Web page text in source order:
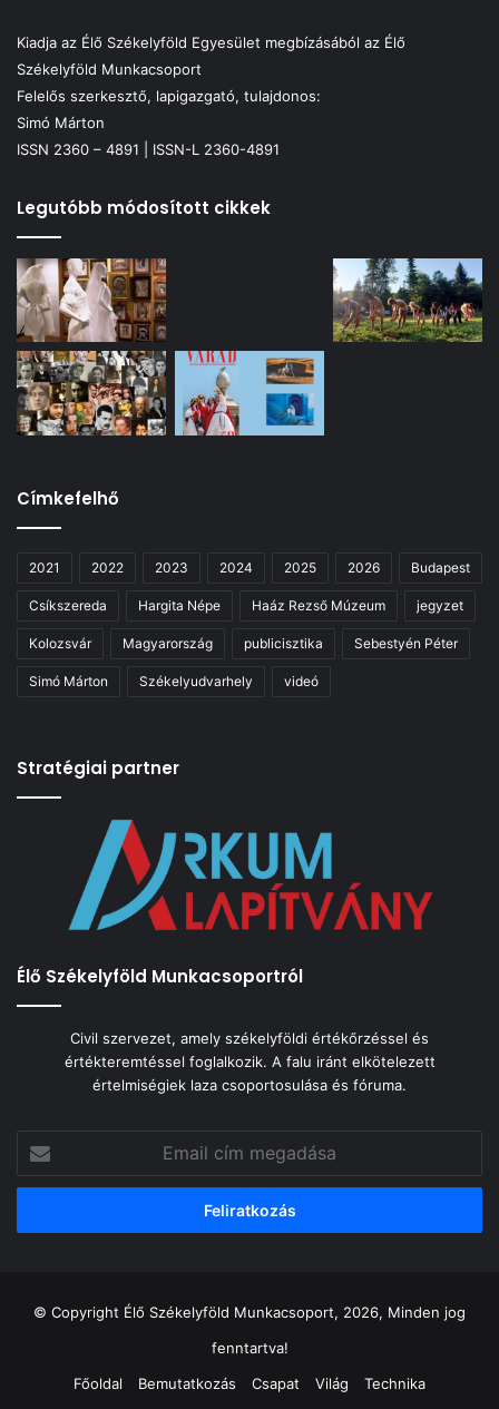
Kiadja az Élő Székelyföld Egyesület megbízásából az Élő
Székelyföld Munkacsoport
Felelős szerkesztő, lapigazgató, tulajdonos:
Simó Márton
ISSN 2360 – 4891 | ISSN-L 2360-4891
Legutóbb módosított cikkek
Címkefelhő
2021 2022 2023 2024 2025 2026 Budapest
Csíkszereda Hargita Népe Haáz Rezső Múzeum jegyzet
Kolozsvár Magyarország publicisztika Sebestyén Péter
Simó Márton Székelyudvarhely videó
Stratégiai partner
Élő Székelyföld Munkacsoportról
Civil szervezet, amely székelyföldi értékőrzéssel és
értékteremtéssel foglalkozik. A falu iránt elkötelezett
értelmiségiek laza csoportosulása és fóruma.
cím
megadása
© Copyright Élő Székelyföld Munkacsoport, 2026, Minden jog
fenntartva!
Főoldal
Bemutatkozás Csapat Világ Technika